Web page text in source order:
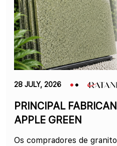
28 JULY, 2026
PRINCIPAL
APPLE GREEN
Os compradores de